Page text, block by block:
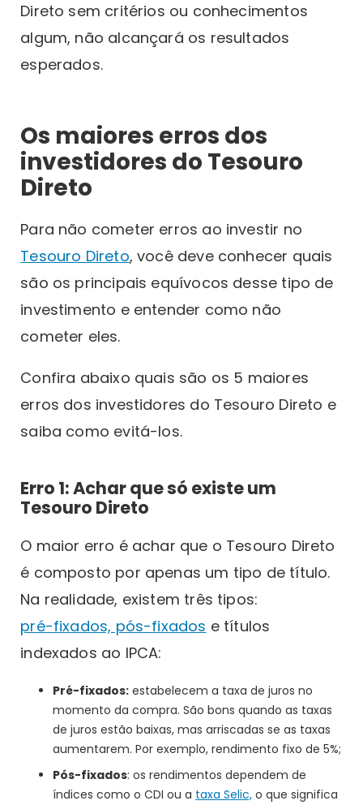
Direto sem critérios ou conhecimentos
algum, não alcançará os resultados
esperados.
Os maiores erros dos
investidores do Tesouro
Direto
Para não cometer erros ao investir no
Tesouro Direto, você deve conhecer quais
são os principais equívocos desse tipo de
investimento e entender como não
cometer eles.
Confira abaixo quais são os 5 maiores
erros dos investidores do Tesouro Direto e
saiba como evitá-los.
Erro 1: Achar que só existe um
Tesouro Direto
O maior erro é achar que o Tesouro Direto
é composto por apenas um tipo de título.
Na realidade, existem três tipos:
pré-fixados, pós-fixados e títulos
indexados ao IPCA:
Pré-fixados: estabelecem a taxa de juros no
momento da compra. São bons quando as taxas
de juros estão baixas, mas arriscadas se as taxas
aumentarem. Por exemplo, rendimento fixo de 5%;
Pós-fixados: os rendimentos dependem de
índices como o CDI ou a taxa Selic, o que significa